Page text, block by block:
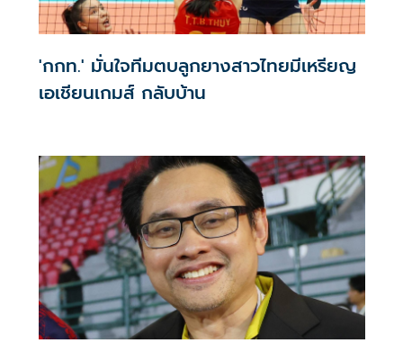
'กกท.' มั่นใจทีมตบลูกยางสาวไทยมีเหรียญ
เอเชียนเกมส์ กลับบ้าน